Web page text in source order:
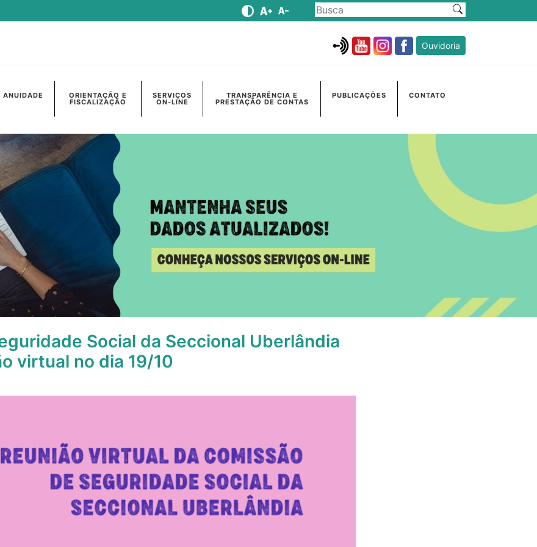
Ouvidoria
ANUIDADE ORIENTAÇÃO E
FISCALIZAÇÃO
SERVIÇOS
ON-LINE
TRANSPARÊNCIA E
PRESTAÇÃO DE CONTAS
PUBLICAÇÕES CONTATO
Social da Seccional Uberlândia
virtual no dia 19/10